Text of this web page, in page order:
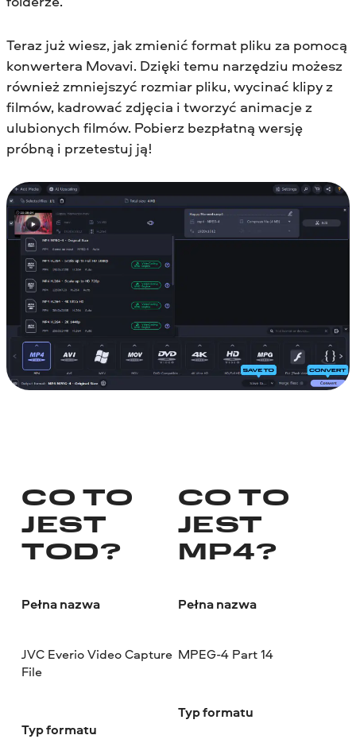
Teraz już wiesz, jak zmienić format pliku za pomocą
konwertera Movavi. Dzięki temu narzędziu możesz
również zmniejszyć rozmiar pliku, wycinać klipy z
filmów, kadrować zdjęcia i tworzyć animacje z
ulubionych filmów. Pobierz bezpłatną wersję
próbną i przetestuj ją!
CO TO
JEST
TOD?
Pełna nazwa
JVC Everio Video Capture
File
Typ formatu
CO TO
JEST
MP4?
Pełna nazwa
MPEG-4 Part 14
Typ formatu